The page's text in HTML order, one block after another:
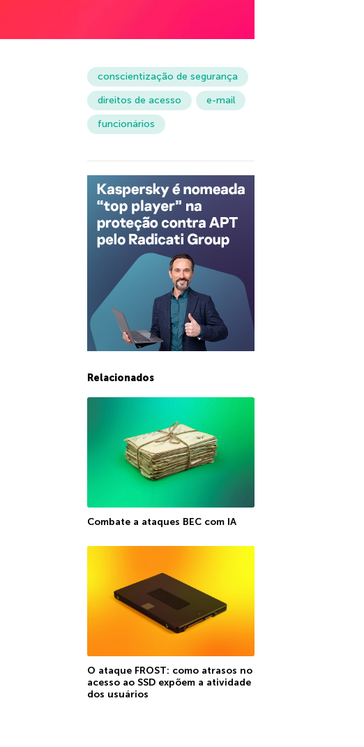
conscientização de segurança
direitos de acesso
e-mail
funcionários
Relacionados
Combate a ataques BEC com IA
O ataque FROST: como atrasos no
acesso ao SSD expõem a atividade
dos usuários